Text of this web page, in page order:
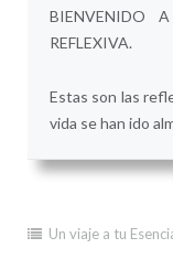
BIENVENIDO
REFLEXIVA.
Estas son las
vida se han ido
Un viaje a tu